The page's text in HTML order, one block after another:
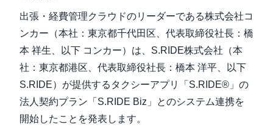
出張・経費管理クラウドのリーダーである株式会社コ
ンカー（本社：東京都千代田区、代表取締役社長：橋
本 祥生、以下 コンカー）は、S.RIDE株式会社（本
社：東京都港区、代表取締役社長：橋本 洋平、以下
S.RIDE）が提供するタクシーアプリ「S.RIDE®」の
法人契約プラン「S.RIDE Biz」とのシステム連携を
開始したことを発表します。